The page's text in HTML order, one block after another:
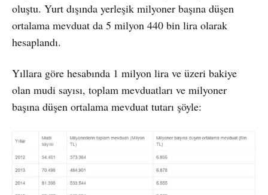
oluştu. Yurt dışında yerleşik milyoner başına düşen
ortalama mevduat da 5 milyon 440 bin lira olarak
hesaplandı.
Yıllara göre hesabında 1 milyon lira ve üzeri bakiye
olan mudi sayısı, toplam mevduatları ve milyoner
başına düşen ortalama mevduat tutarı şöyle: